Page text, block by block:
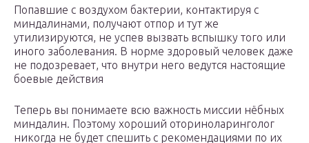
Попавшие с воздухом бактерии, контактируя с
миндалинами, получают отпор и тут же
утилизируются, не успев вызвать вспышку того или
иного заболевания. В норме здоровый человек даже
не подозревает, что внутри него ведутся настоящие
боевые действия
Теперь вы понимаете всю важность миссии нёбных
миндалин. Поэтому хороший оториноларинголог
никогда не будет спешить с рекомендациями по их